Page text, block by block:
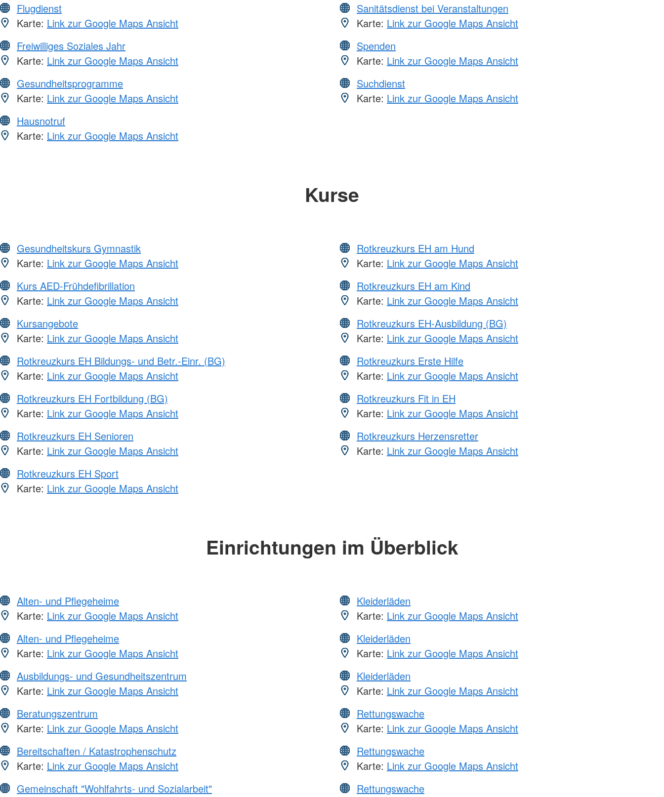
Flugdienst
Karte: Link zur Google Maps Ansicht
Freiwilliges Soziales Jahr
Karte: Link zur Google Maps Ansicht
Gesundheitsprogramme
Karte: Link zur Google Maps Ansicht
Hausnotruf
Karte: Link zur Google Maps Ansicht
Sanitätsdienst bei Veranstaltungen
Karte: Link zur Google Maps Ansicht
Spenden
Karte: Link zur Google Maps Ansicht
Suchdienst
Karte: Link zur Google Maps Ansicht
Kurse
Gesundheitskurs Gymnastik
Karte: Link zur Google Maps Ansicht
Kurs AED-Frühdefibrillation
Karte: Link zur Google Maps Ansicht
Kursangebote
Karte: Link zur Google Maps Ansicht
Rotkreuzkurs EH Bildungs- und Betr.-Einr. (BG)
Karte: Link zur Google Maps Ansicht
Rotkreuzkurs EH Fortbildung (BG)
Karte: Link zur Google Maps Ansicht
Rotkreuzkurs EH Senioren
Karte: Link zur Google Maps Ansicht
Rotkreuzkurs EH Sport
Karte: Link zur Google Maps Ansicht
Rotkreuzkurs EH am Hund
Karte: Link zur Google Maps Ansicht
Rotkreuzkurs EH am Kind
Karte: Link zur Google Maps Ansicht
Rotkreuzkurs EH-Ausbildung (BG)
Karte: Link zur Google Maps Ansicht
Rotkreuzkurs Erste Hilfe
Karte: Link zur Google Maps Ansicht
Rotkreuzkurs Fit in EH
Karte: Link zur Google Maps Ansicht
Rotkreuzkurs Herzensretter
Karte: Link zur Google Maps Ansicht
Einrichtungen im Überblick
Alten- und Pflegeheime
Karte: Link zur Google Maps Ansicht
Alten- und Pflegeheime
Karte: Link zur Google Maps Ansicht
Ausbildungs- und Gesundheitszentrum
Karte: Link zur Google Maps Ansicht
Beratungszentrum
Karte: Link zur Google Maps Ansicht
Bereitschaften / Katastrophenschutz
Karte: Link zur Google Maps Ansicht
Gemeinschaft "Wohlfahrts- und Sozialarbeit"
Kleiderläden
Karte: Link zur Google Maps Ansicht
Kleiderläden
Karte: Link zur Google Maps Ansicht
Kleiderläden
Karte: Link zur Google Maps Ansicht
Rettungswache
Karte: Link zur Google Maps Ansicht
Rettungswache
Karte: Link zur Google Maps Ansicht
Rettungswache